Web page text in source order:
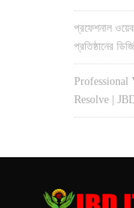
প্রফেশনাল
প্রতিষ্ঠানের
Resolve |